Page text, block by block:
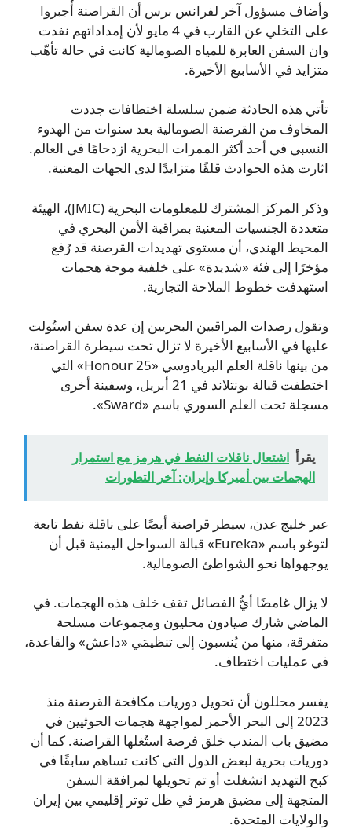
وأضاف مسؤول آخر لفرانس برس أن القراصنة أُجبروا
على التخلي عن القارب في 4 مايو لأن إمداداتهم نفدت
وان السفن العابرة للمياه الصومالية كانت في حالة تأهّب
متزايد في الأسابيع الأخيرة.
تأتي هذه الحادثة ضمن سلسلة اختطافات جددت
المخاوف من القرصنة الصومالية بعد سنوات من الهدوء
النسبي في أحد أكثر الممرات البحرية ازدحامًا في العالم.
اثارت هذه الحوادث قلقًا متزايدًا لدى الجهات المعنية.
وذكر المركز المشترك للمعلومات البحرية (JMIC)، الهيئة
متعددة الجنسيات المعنية بمراقبة الأمن البحري في
المحيط الهندي، أن مستوى تهديدات القرصنة قد رُفع
مؤخرًا إلى فئة «شديدة» على خلفية موجة هجمات
استهدفت خطوط الملاحة التجارية.
وتقول رصدات المراقبين البحريين إن عدة سفن استُولت
عليها في الأسابيع الأخيرة لا تزال تحت سيطرة القراصنة،
من بينها ناقلة العلم البربادوسي «Honour 25» التي
اختطفت قبالة بونتلاند في 21 أبريل، وسفينة أخرى
مسجلة تحت العلم السوري باسم «Sward».
يقرأ اشتعال ناقلات النفط في هرمز مع استمرار
الهجمات بين أميركا وإيران: آخر التطورات
عبر خليج عدن، سيطر قراصنة أيضًا على ناقلة نفط تابعة
لتوغو باسم «Eureka» قبالة السواحل اليمنية قبل أن
يوجهواها نحو الشواطئ الصومالية.
لا يزال غامضًا أيُّ الفصائل تقف خلف هذه الهجمات. في
الماضي شارك صيادون محليون ومجموعات مسلحة
متفرقة، منها من يُنسبون إلى تنظيمَي «داعش» والقاعدة،
في عمليات اختطاف.
يفسر محللون أن تحويل دوريات مكافحة القرصنة منذ
2023 إلى البحر الأحمر لمواجهة هجمات الحوثيين في
مضيق باب المندب خلق فرصة استُغلها القراصنة. كما أن
دوريات بحرية لبعض الدول التي كانت تساهم سابقًا في
كبح التهديد انشغلت أو تم تحويلها لمرافقة السفن
المتجهة إلى مضيق هرمز في ظل توتر إقليمي بين إيران
والولايات المتحدة.